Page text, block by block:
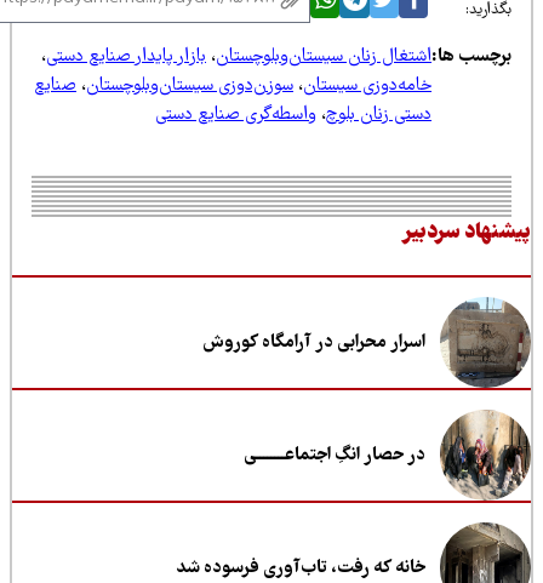
ها:اشتغال زنان سیستان‌وبلوچستان،بازار پایدار صنایع دستی،
خامه‌دوزی سیستان،سوزن‌دوزی سیستان‌وبلوچستان،صنایع
دستی زنان بلوچ،واسطه‌گری صنایع دستی
سردبیر
اسرار محرابی در آرامگاه کوروش
در حصار انگِ اجتماعــــــــی
خانه که رفت، تاب‌آوری فرسوده شد